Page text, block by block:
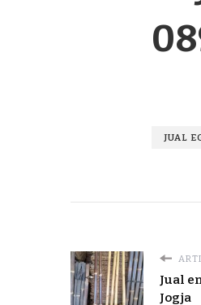
JUAL
Jual
Jogja